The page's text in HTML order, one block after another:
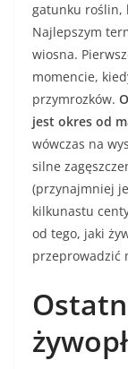
gatunku roślin,
Najlepszym
wiosna.
momencie,
przymrozków.
jest okres od
wówczas na
silne
(przynajmniej
kilkunastu
od tego, jaki
przeprowadzić